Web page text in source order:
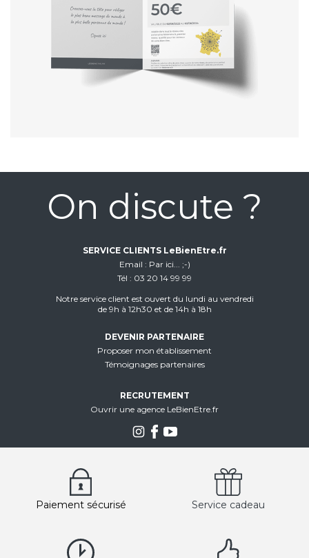
On discute ?
SERVICE CLIENTS LeBienEtre.fr
Email
Par ici... ;-)
Tél
03 20 14 99 99
Notre service client est ouvert du lundi au vendredi
de 9h à 12h30 et de 14h à 18h
DEVENIR PARTENAIRE
Proposer mon établissement
Témoignages partenaires
RECRUTEMENT
Ouvrir une agence LeBienEtre.fr
Paiement sécurisé Service cadeau